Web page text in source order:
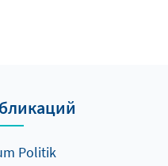
Politik